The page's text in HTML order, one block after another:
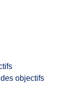
objectifs